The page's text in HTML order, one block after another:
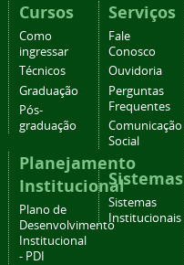
Cursos
Como
ingressar
Técnicos
Graduação
Pós-
graduação
Planejamento
Institucional
Plano de
Desenvolvimento
Institucional
- PDI
Serviços
Fale
Conosco
Ouvidoria
Perguntas
Frequentes
Comunicação
Social
Sistemas
Sistemas
Institucionais